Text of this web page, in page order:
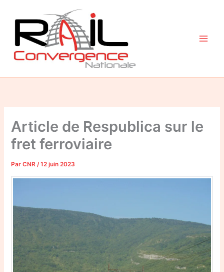
contenu
Article de Respublica sur le
fret ferroviaire
ParCNR/12 juin 2023